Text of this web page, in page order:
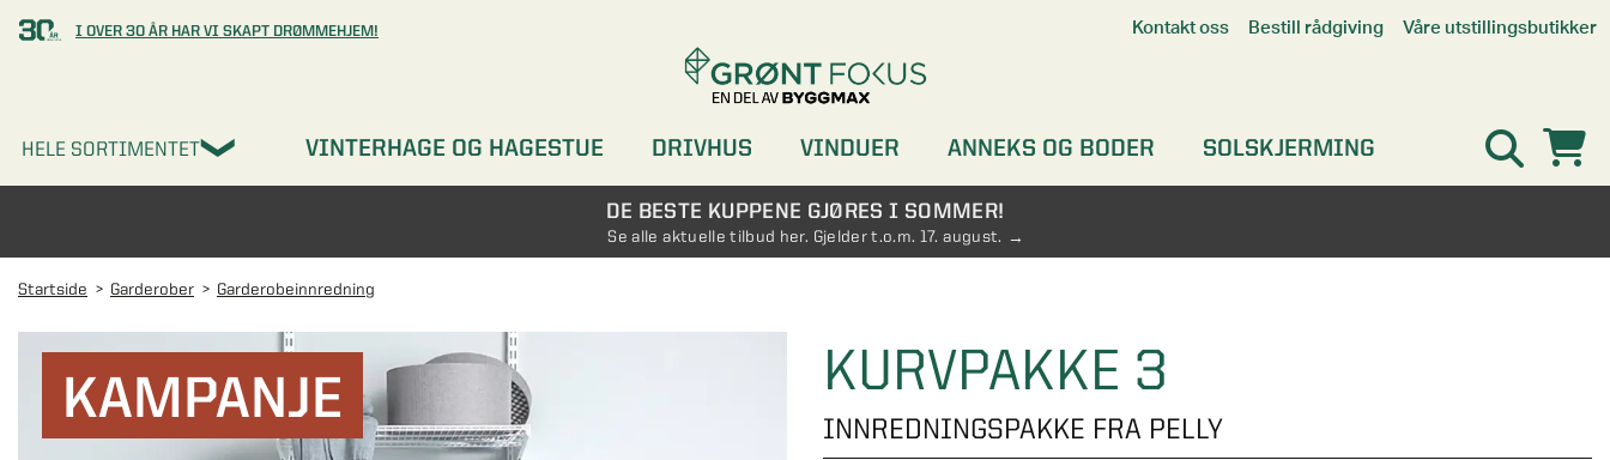
I OVER 30 ÅR HAR VI SKAPT DRØMMEHJEM! Kontakt oss Bestill rådgiving Våre utstillingsbutikker
Kristiansand
HELE SORTIMENTET VINTERHAGE OG HAGESTUE DRIVHUS VINDUER ANNEKS OG BODER
SOLSKJERMING
DØRER
GARDEROBER
DE BESTE KUPPENE GJØRES I SOMMER!
Se alle aktuelle tilbud her. Gjelder t.o.m. 17. august.
Startside Garderober Garderobeinnredning
KAMPANJE KURVPAKKE 3
INNREDNINGSPAKKE FRA PELLY